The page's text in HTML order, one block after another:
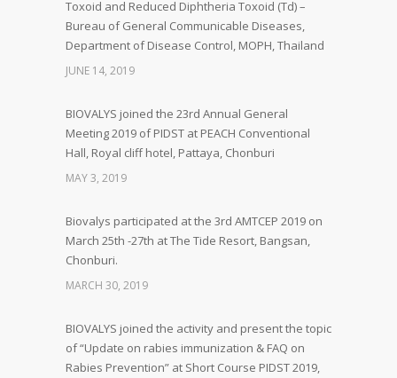
Toxoid and Reduced Diphtheria Toxoid (Td) –
Bureau of General Communicable Diseases,
Department of Disease Control, MOPH, Thailand
JUNE 14, 2019
BIOVALYS joined the 23rd Annual General
Meeting 2019 of PIDST at PEACH Conventional
Hall, Royal cliff hotel, Pattaya, Chonburi
MAY 3, 2019
Biovalys participated at the 3rd AMTCEP 2019 on
March 25th -27th at The Tide Resort, Bangsan,
Chonburi.
MARCH 30, 2019
BIOVALYS joined the activity and present the topic
of “Update on rabies immunization & FAQ on
Rabies Prevention” at Short Course PIDST 2019,